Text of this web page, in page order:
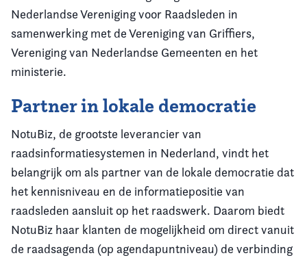
Nederlandse Vereniging voor Raadsleden in
samenwerking met de Vereniging van Griffiers,
Vereniging van Nederlandse Gemeenten en het
ministerie.
Partner in lokale democratie
NotuBiz, de grootste leverancier van
raadsinformatiesystemen in Nederland, vindt het
belangrijk om als partner van de lokale democratie dat
het kennisniveau en de informatiepositie van
raadsleden aansluit op het raadswerk. Daarom biedt
NotuBiz haar klanten de mogelijkheid om direct vanuit
de raadsagenda (op agendapuntniveau) de verbinding